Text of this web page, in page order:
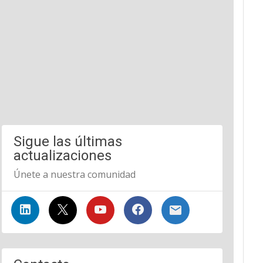
Sigue las últimas
actualizaciones
Únete a nuestra comunidad